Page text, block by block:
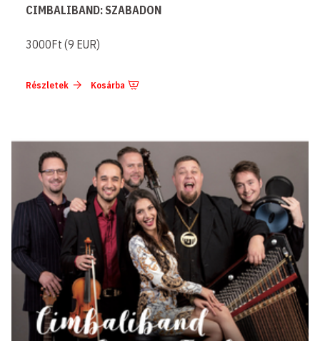
CIMBALIBAND: SZABADON
3000Ft (9 EUR)
Részletek Kosárba